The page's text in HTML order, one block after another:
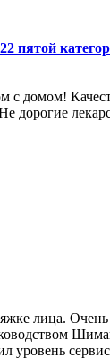
пятой
с домом!
дорогие
лица. Очень
уровень